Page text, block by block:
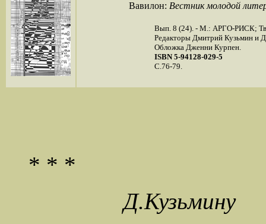
Вавилон: Вестник молодой
Вып. 8 (24). - М.: АРГО-РИСК;
Редакторы Дмитрий Кузьмин и
Обложка Дженни Курпен.
ISBN 5-94128-029-5
С.76-79.
* * *
Д.Кузьмину